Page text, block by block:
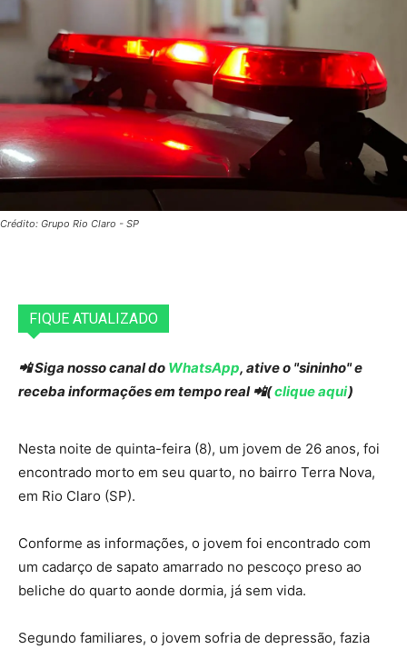
Crédito: Grupo Rio Claro - SP
FIQUE ATUALIZADO
📲 Siga nosso canal do WhatsApp, ative o "sininho" e
receba informações em tempo real 📲(clique aqui)
Nesta noite de quinta-feira (8), um jovem de 26 anos, foi
encontrado morto em seu quarto, no bairro Terra Nova,
em Rio Claro (SP).
Conforme as informações, o jovem foi encontrado com
um cadarço de sapato amarrado no pescoço preso ao
beliche do quarto aonde dormia, já sem vida.
Segundo familiares, o jovem sofria de depressão, fazia